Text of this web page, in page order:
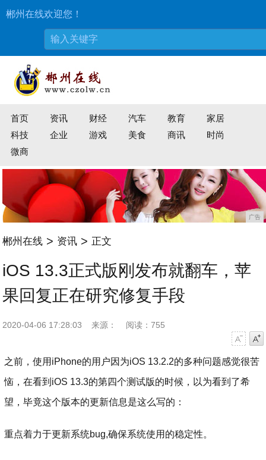
郴州在线欢迎您！
首页 资讯 财经 汽车 教育
家居
科技
企业 游戏 美食 商讯
时尚
微商
广告
郴州在线 > 资讯 > 正文
iOS 13.3正式版刚发布就翻车，苹
果回复正在研究修复手段
2020-04-06 17:28:03 来源：
阅读：755
之前，使用iPhone的用户因为iOS 13.2.2的多种问题感觉很苦
恼，在看到iOS 13.3的第四个测试版的时候，以为看到了希
望，毕竟这个版本的更新信息是这么写的：
重点着力于更新系统bug,确保系统使用的稳定性。